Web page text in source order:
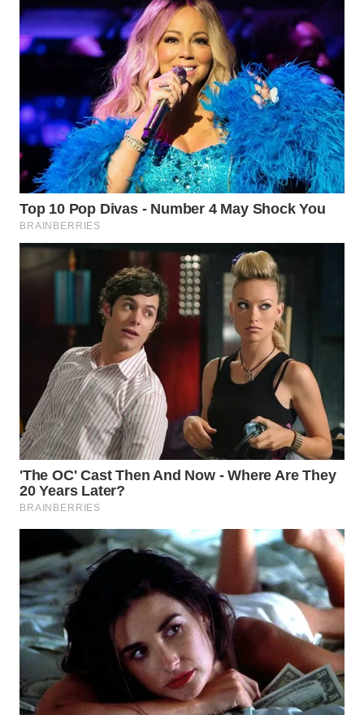
LISTRIK
WAHANA
WAHANA
TV
WAHANANEWS
ID
WAHANANEWS
CO ID
WAHANANEWS
WAHANA
SPORT
WAHANA
UMKM
WAHANA
SELEB
WAHANA
PERSONA
WAHANA
OTOMOTIF
WAHANA
HEALTH